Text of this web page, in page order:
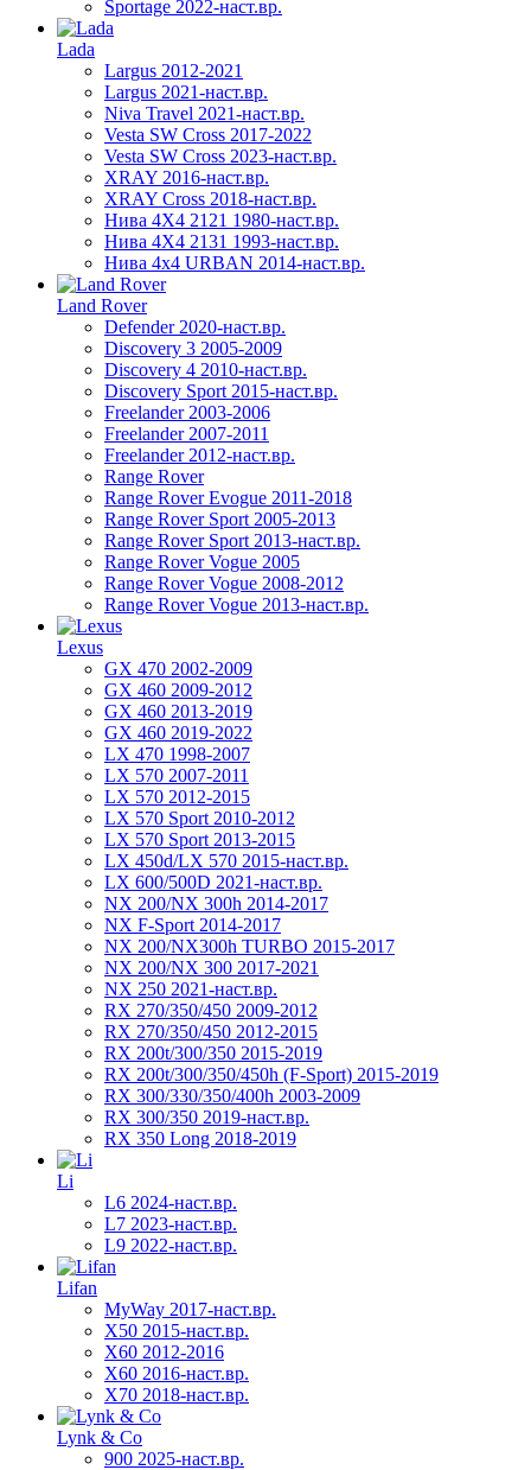
Sportage 2022-наст.вр.
Lada
Largus 2012-2021
Largus 2021-наст.вр.
Niva Travel 2021-наст.вр.
Vesta SW Cross 2017-2022
Vesta SW Cross 2023-наст.вр.
XRAY 2016-наст.вр.
XRAY Cross 2018-наст.вр.
Нива 4X4 2121 1980-наст.вр.
Нива 4X4 2131 1993-наст.вр.
Нива 4х4 URBAN 2014-наст.вр.
Land Rover
Defender 2020-наст.вр.
Discovery 3 2005-2009
Discovery 4 2010-наст.вр.
Discovery Sport 2015-наст.вр.
Freelander 2003-2006
Freelander 2007-2011
Freelander 2012-наст.вр.
Range Rover
Range Rover Evogue 2011-2018
Range Rover Sport 2005-2013
Range Rover Sport 2013-наст.вр.
Range Rover Vogue 2005
Range Rover Vogue 2008-2012
Range Rover Vogue 2013-наст.вр.
Lexus
GX 470 2002-2009
GX 460 2009-2012
GX 460 2013-2019
GX 460 2019-2022
LX 470 1998-2007
LX 570 2007-2011
LX 570 2012-2015
LX 570 Sport 2010-2012
LX 570 Sport 2013-2015
LX 450d/LX 570 2015-наст.вр.
LX 600/500D 2021-наст.вр.
NX 200/NX 300h 2014-2017
NX F-Sport 2014-2017
NX 200/NX300h TURBO 2015-2017
NX 200/NX 300 2017-2021
NX 250 2021-наст.вр.
RX 270/350/450 2009-2012
RX 270/350/450 2012-2015
RX 200t/300/350 2015-2019
RX 200t/300/350/450h (F-Sport) 2015-2019
RX 300/330/350/400h 2003-2009
RX 300/350 2019-наст.вр.
RX 350 Long 2018-2019
Li
L6 2024-наст.вр.
L7 2023-наст.вр.
L9 2022-наст.вр.
Lifan
MyWay 2017-наст.вр.
X50 2015-наст.вр.
X60 2012-2016
X60 2016-наст.вр.
X70 2018-наст.вр.
Lynk & Co
900 2025-наст.вр.